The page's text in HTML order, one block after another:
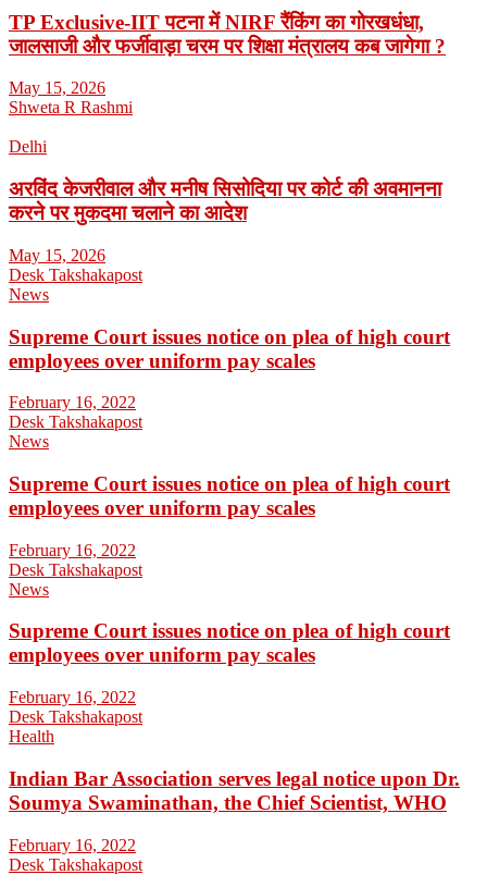
TP Exclusive-IIT पटना में NIRF रैंकिंग का गोरखधंधा,
जालसाजी और फर्जीवाड़ा चरम पर शिक्षा मंत्रालय कब जागेगा ?
May 15, 2026
Shweta R Rashmi
Delhi
अरविंद केजरीवाल और मनीष सिसोदिया पर कोर्ट की अवमानना
करने पर मुकदमा चलाने का आदेश
May 15, 2026
Desk Takshakapost
News
Supreme Court issues notice on plea of high court
employees over uniform pay scales
February 16, 2022
Desk Takshakapost
News
Supreme Court issues notice on plea of high court
employees over uniform pay scales
February 16, 2022
Desk Takshakapost
News
Supreme Court issues notice on plea of high court
employees over uniform pay scales
February 16, 2022
Desk Takshakapost
Health
Indian Bar Association serves legal notice upon Dr.
Soumya Swaminathan, the Chief Scientist, WHO
February 16, 2022
Desk Takshakapost